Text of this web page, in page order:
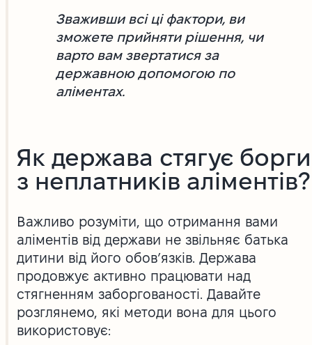
Зваживши всі ці фактори, ви
зможете прийняти рішення, чи
варто вам звертатися за
державною допомогою по
аліментах.
Як держава стягує борги
з неплатників аліментів?
Важливо розуміти, що отримання вами
аліментів від держави не звільняє батька
дитини від його обов’язків. Держава
продовжує активно працювати над
стягненням заборгованості. Давайте
розглянемо, які методи вона для цього
використовує: